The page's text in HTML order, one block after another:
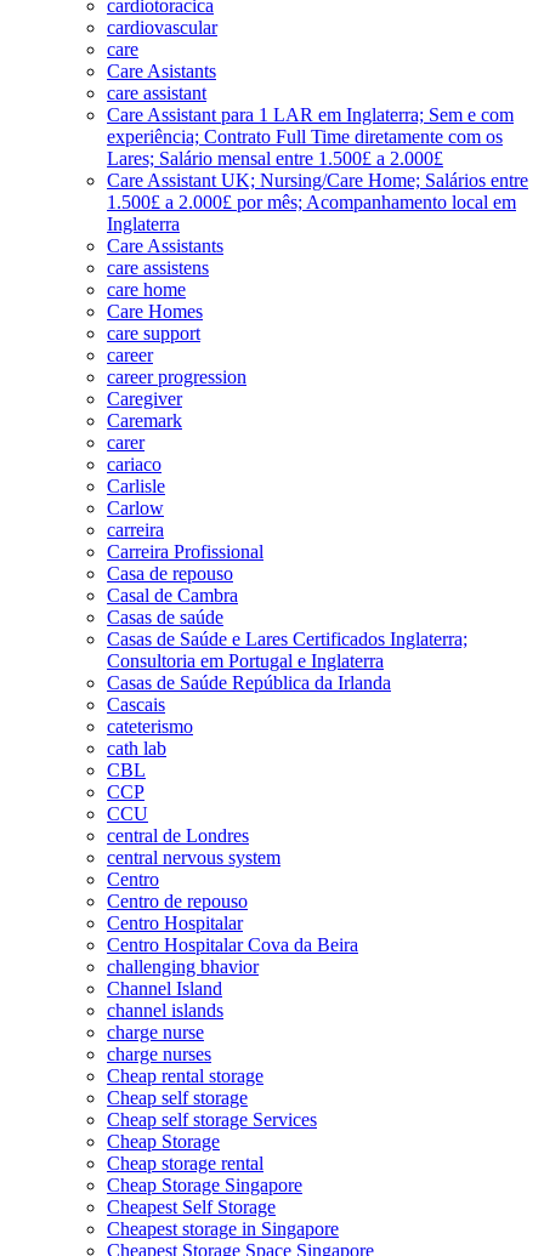
cardiotoracica
cardiovascular
care
Care Asistants
care assistant
Care Assistant para 1 LAR em Inglaterra; Sem e com
experiência; Contrato Full Time diretamente com os
Lares; Salário mensal entre 1.500£ a 2.000£
Care Assistant UK; Nursing/Care Home; Salários entre
1.500£ a 2.000£ por mês; Acompanhamento local em
Inglaterra
Care Assistants
care assistens
care home
Care Homes
care support
career
career progression
Caregiver
Caremark
carer
cariaco
Carlisle
Carlow
carreira
Carreira Profissional
Casa de repouso
Casal de Cambra
Casas de saúde
Casas de Saúde e Lares Certificados Inglaterra;
Consultoria em Portugal e Inglaterra
Casas de Saúde República da Irlanda
Cascais
cateterismo
cath lab
CBL
CCP
CCU
central de Londres
central nervous system
Centro
Centro de repouso
Centro Hospitalar
Centro Hospitalar Cova da Beira
challenging bhavior
Channel Island
channel islands
charge nurse
charge nurses
Cheap rental storage
Cheap self storage
Cheap self storage Services
Cheap Storage
Cheap storage rental
Cheap Storage Singapore
Cheapest Self Storage
Cheapest storage in Singapore
Cheapest Storage Space Singapore